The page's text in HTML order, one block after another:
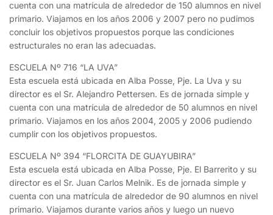
cuenta con una matrícula de alrededor de 150 alumnos en nivel
primario. Viajamos en los años 2006 y 2007 pero no pudimos
concluir los objetivos propuestos porque las condiciones
estructurales no eran las adecuadas.
ESCUELA Nº 716 “LA UVA”
Esta escuela está ubicada en Alba Posse, Pje. La Uva y su
director es el Sr. Alejandro Pettersen. Es de jornada simple y
cuenta con una matrícula de alrededor de 50 alumnos en nivel
primario. Viajamos en los años 2004, 2005 y 2006 pudiendo
cumplir con los objetivos propuestos.
ESCUELA Nº 394 “FLORCITA DE GUAYUBIRA”
Esta escuela está ubicada en Alba Posse, Pje. El Barrerito y su
director es el Sr. Juan Carlos Melnik. Es de jornada simple y
cuenta con una matrícula de alrededor de 90 alumnos en nivel
primario. Viajamos durante varios años y luego un nuevo